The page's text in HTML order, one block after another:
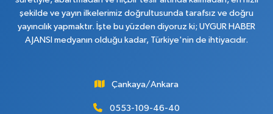
şekilde ve yayın ilkelerimiz doğrultusunda tarafsız ve doğru
yayıncılık yapmaktır. İşte bu yüzden diyoruz ki; UYGUR HABER
AJANSI medyanın olduğu kadar, Türkiye'nin de ihtiyacıdır.
Çankaya/Ankara
0553-109-46-40